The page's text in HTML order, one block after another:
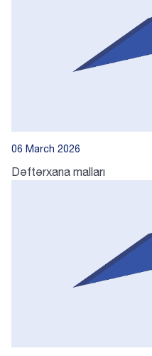
06 March 2026
Dəftərxana malları